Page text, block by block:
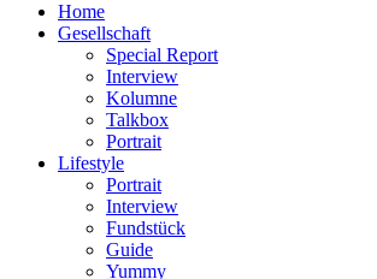
Home
Gesellschaft
Special Report
Interview
Kolumne
Talkbox
Portrait
Lifestyle
Portrait
Interview
Fundstück
Guide
Yummy